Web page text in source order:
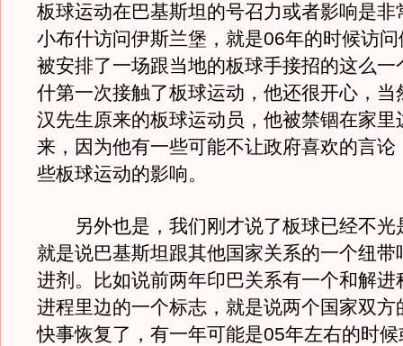
板球运动在巴基斯坦的号召力或者影响是非
小布什访问伊斯兰堡，就是06年的时候访
被安排了一场跟当地的板球手接招的这么一
什第一次接触了板球运动，他还很开心，当
汉先生原来的板球运动员，他被禁锢在家里
来，因为他有一些可能不让政府喜欢的言论
些板球运动的影响。
另外也是，我们刚才说了板球已经不光
就是说巴基斯坦跟其他国家关系的一个纽带
进剂。比如说前两年印巴关系有一个和解进
进程里边的一个标志，就是说两个国家双方
快事恢复了，有一年可能是05年左右的时